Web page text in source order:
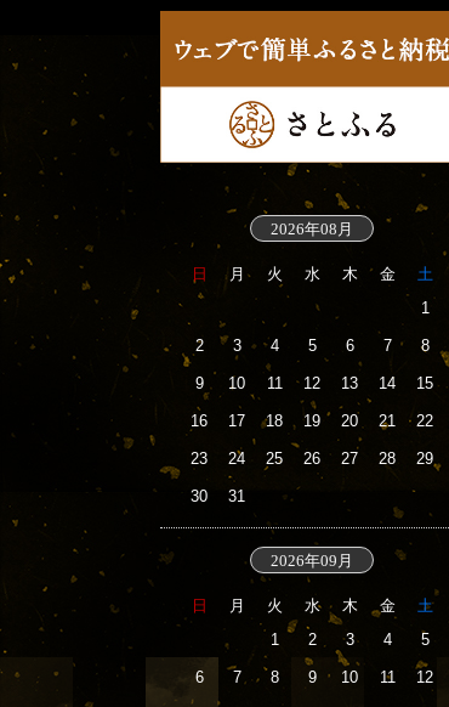
2026年08月
日 月 火 水 木 金
土
1
2 3 4 5 6 7 8
9 10 11 12 13 14 15
16 17 18 19 20 21 22
23 24 25 26 27 28 29
30 31
2026年09月
日 月 火 水 木 金
土
1
2 3 4 5
6 7 8 9 10 11 12